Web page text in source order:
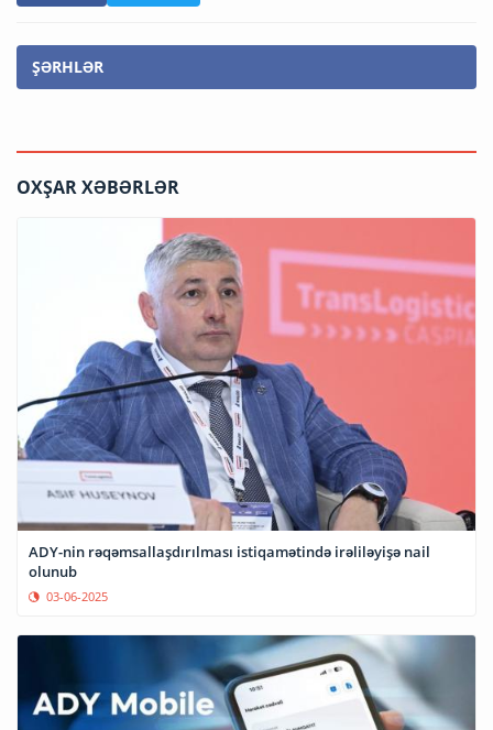
ŞƏRHLƏR
OXŞAR XƏBƏRLƏR
ADY-nin rəqəmsallaşdırılması istiqamətində irəliləyişə nail
olunub
03-06-2025